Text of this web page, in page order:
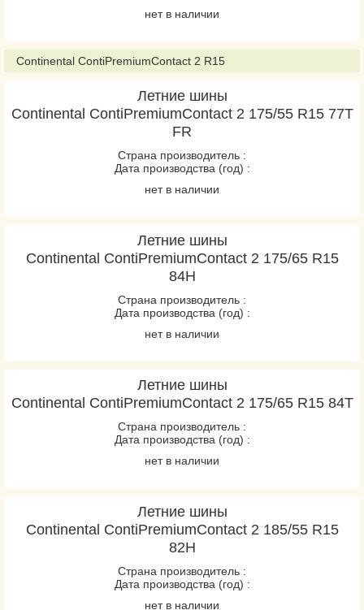
нет в наличии
Continental ContiPremiumContact 2 R15
Летние шины
Continental ContiPremiumContact 2 175/55 R15 77T
FR
Страна производитель :
Дата производства (год) :
нет в наличии
Летние шины
Continental ContiPremiumContact 2 175/65 R15
84H
Страна производитель :
Дата производства (год) :
нет в наличии
Летние шины
Continental ContiPremiumContact 2 175/65 R15 84T
Страна производитель :
Дата производства (год) :
нет в наличии
Летние шины
Continental ContiPremiumContact 2 185/55 R15
82H
Страна производитель :
Дата производства (год) :
нет в наличии